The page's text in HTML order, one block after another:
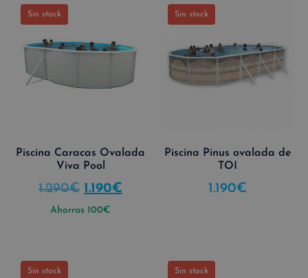
Sin stock
Piscina Caracas Ovalada
Viva Pool
1.290€ 1.190€
Ahorras 100€
Sin stock
Piscina Pinus ovalada de
TOI
1.190€
Sin stock Sin stock